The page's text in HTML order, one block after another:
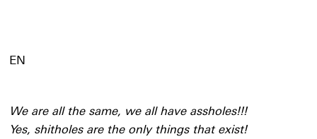
EN
We are all the same, we all have assholes!!!
Yes, shitholes are the only things that exist!